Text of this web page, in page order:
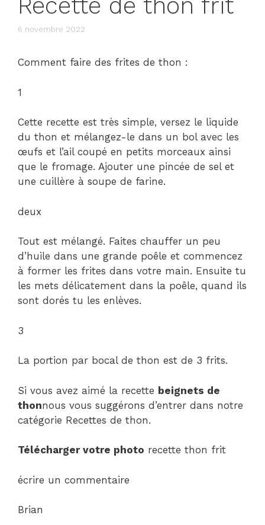
6 novembre 2022
Comment faire des frites de thon :
1
Cette recette est très simple, versez le liquide
du thon et mélangez-le dans un bol avec les
œufs et l’ail coupé en petits morceaux ainsi
que le fromage. Ajouter une pincée de sel et
une cuillère à soupe de farine.
deux
Tout est mélangé. Faites chauffer un peu
d’huile dans une grande poêle et commencez
à former les frites dans votre main. Ensuite tu
les mets délicatement dans la poêle, quand ils
sont dorés tu les enlèves.
3
La portion par bocal de thon est de 3 frits.
Si vous avez aimé la recette beignets de
thonnous vous suggérons d’entrer dans notre
catégorie Recettes de thon.
Télécharger votre photo recette thon frit
écrire un commentaire
Brian